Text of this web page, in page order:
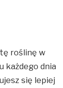
roślinę w
każdego dnia
się lepiej